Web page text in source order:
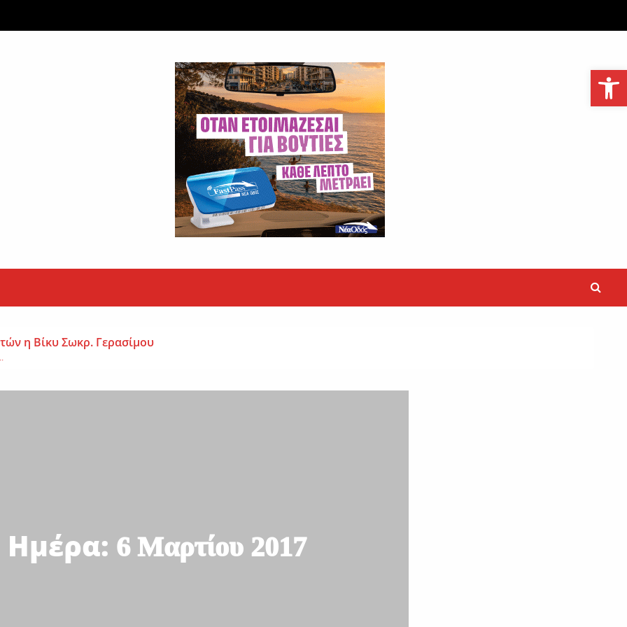
τα EBITDA το εξάμηνο
επιδόσεις κατά...
η Βίκυ Σωκρ. Γερασίμου
– Επεσε από τη σκαλωσιά
Ημέρα: 6 Μαρτίου 2017
Ανοίξτε τη γραμμή εργαλείων